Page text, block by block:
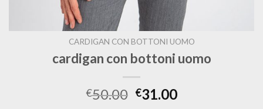
CARDIGAN CON BOTTONI UOMO
cardigan con bottoni uomo
€50.00 €31.00